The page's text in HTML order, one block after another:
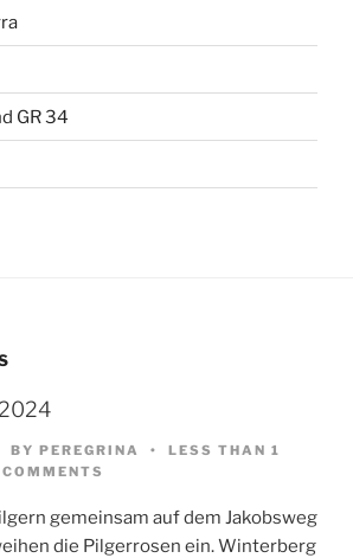
GR 34
BY PEREGRINA
LESS THAN 1
gemeinsam auf dem Jakobsweg
die Pilgerrosen ein. Winterberg